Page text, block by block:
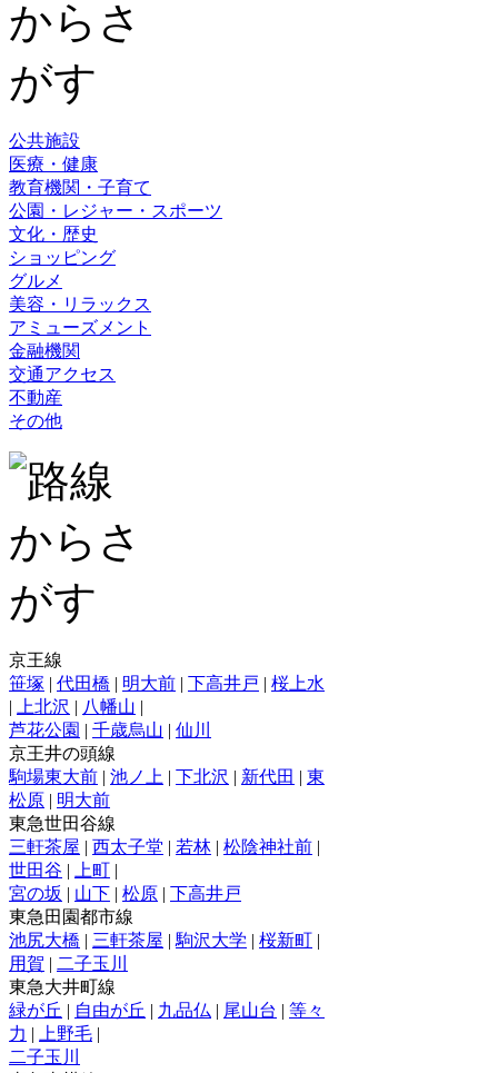
公共施設
医療・健康
教育機関・子育て
公園・レジャー・スポーツ
文化・歴史
ショッピング
グルメ
美容・リラックス
アミューズメント
金融機関
交通アクセス
不動産
その他
京王線
笹塚 | 代田橋 | 明大前 | 下高井戸 | 桜上水
|
上北沢 | 八幡山 |
芦花公園 | 千歳烏山 | 仙川
京王井の頭線
駒場東大前 | 池ノ上 | 下北沢 | 新代田 | 東
松原 | 明大前
東急世田谷線
三軒茶屋 | 西太子堂 | 若林 | 松陰神社前 |
世田谷 | 上町 |
宮の坂 | 山下 | 松原 | 下高井戸
東急田園都市線
池尻大橋 | 三軒茶屋 | 駒沢大学 | 桜新町 |
用賀 | 二子玉川
東急大井町線
緑が丘 | 自由が丘 | 九品仏 | 尾山台 | 等々
力 | 上野毛 |
二子玉川